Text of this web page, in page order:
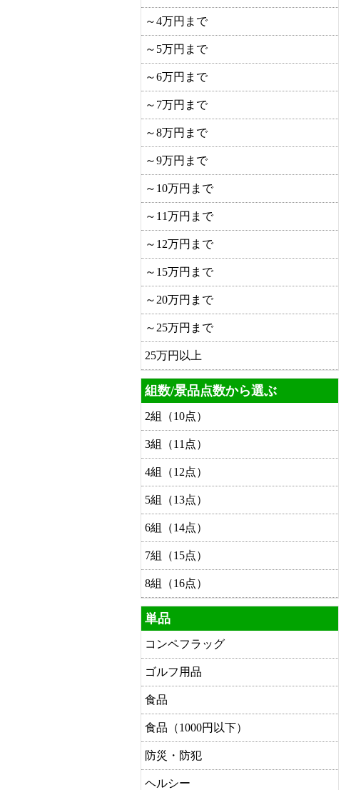
～4万円まで
～5万円まで
～6万円まで
～7万円まで
～8万円まで
～9万円まで
～10万円まで
～11万円まで
～12万円まで
～15万円まで
～20万円まで
～25万円まで
25万円以上
組数/景品点数から選ぶ
2組（10点）
3組（11点）
4組（12点）
5組（13点）
6組（14点）
7組（15点）
8組（16点）
単品
コンペフラッグ
ゴルフ用品
食品
食品（1000円以下）
防災・防犯
ヘルシー